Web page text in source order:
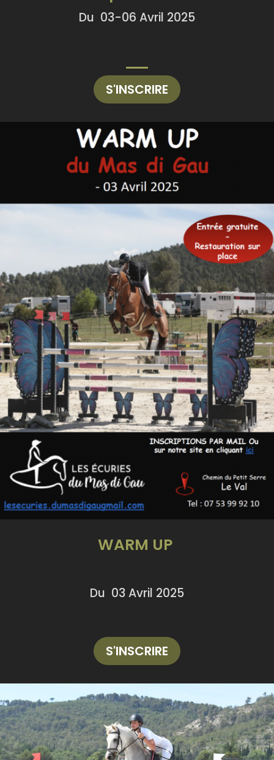
Du 03-06 Avril 2025
S'INSCRIRE
WARM UP
Du 03 Avril 2025
S'INSCRIRE